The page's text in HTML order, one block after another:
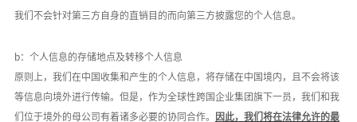
我们不会针对第三方自身的直销目的而向第三方披露您的个人信息。
b：个人信息的存储地点及转移个人信息
原则上，我们在中国收集和产生的个人信息，将存储在中国境内，且不会将该
等信息向境外进行传输。但是，作为全球性跨国企业集团旗下一员，我们和我
们位于境外的母公司有着诸多必要的协同合作。 因此，我们将在法律允许的最